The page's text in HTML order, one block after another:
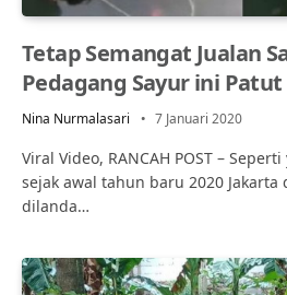
Tetap Semangat Jualan
Pedagang Sayur ini
Nina Nurmalasari 7 Januari 2020
Viral Video, RANCAH POST –
sejak awal tahun baru 2020
dilanda…